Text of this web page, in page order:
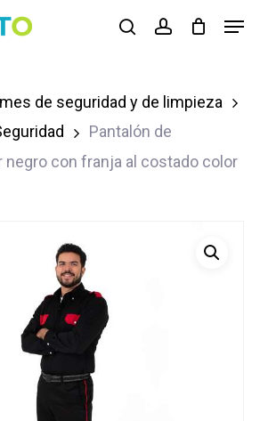
searchaccount
Menu
de seguridad y de limpieza
Pantalón de
negro con franja al costado color